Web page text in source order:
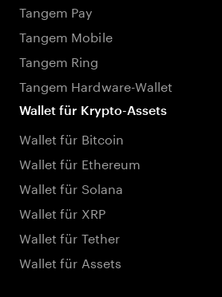
Tangem Pay
Tangem Mobile
Tangem Ring
Tangem Hardware-Wallet
Wallet für Krypto-Assets
Wallet für Bitcoin
Wallet für Ethereum
Wallet für Solana
Wallet für XRP
Wallet für Tether
Wallet für Assets